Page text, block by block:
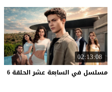
02:13:08
مسلسل في السابعة عشر الحلقة 6